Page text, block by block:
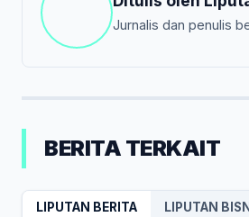
Jurnalis dan penulis
BERITA TERKAIT
LIPUTAN BERITA LIPUTAN